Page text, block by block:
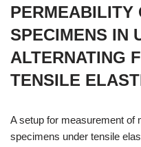
PERMEABILITY
SPECIMENS IN
ALTERNATING
TENSILE
A setup for measurement of
specimens under tensile